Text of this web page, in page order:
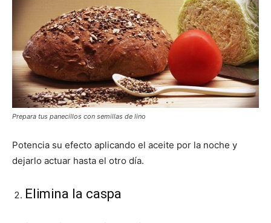
Prepara tus panecillos con semillas de lino
Potencia su efecto aplicando el aceite por la noche y
dejarlo actuar hasta el otro día.
Elimina la caspa